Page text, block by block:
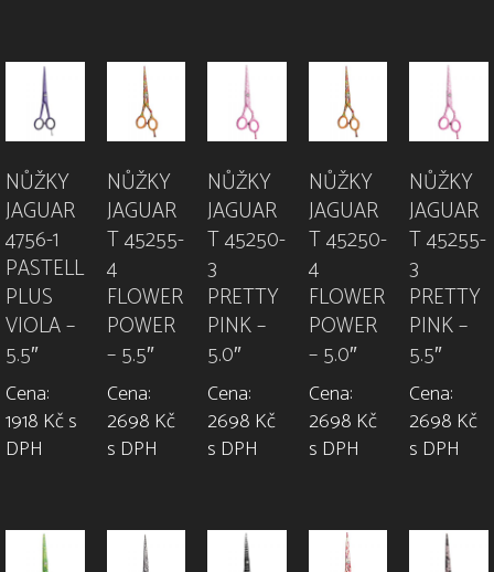
NŮŽKY
JAGUAR
4756-1
PASTELL
PLUS
VIOLA –
5.5″
Cena:
1918 Kč s
DPH
NŮŽKY
JAGUAR
T 45255-
4
FLOWER
POWER
– 5.5″
Cena:
2698 Kč
s DPH
NŮŽKY
JAGUAR
T 45250-
3
PRETTY
PINK –
5.0″
Cena:
2698 Kč
s DPH
NŮŽKY
JAGUAR
T 45250-
4
FLOWER
POWER
– 5.0″
Cena:
2698 Kč
s DPH
NŮŽKY
JAGUAR
T 45255-
3
PRETTY
PINK –
5.5″
Cena:
2698 Kč
s DPH